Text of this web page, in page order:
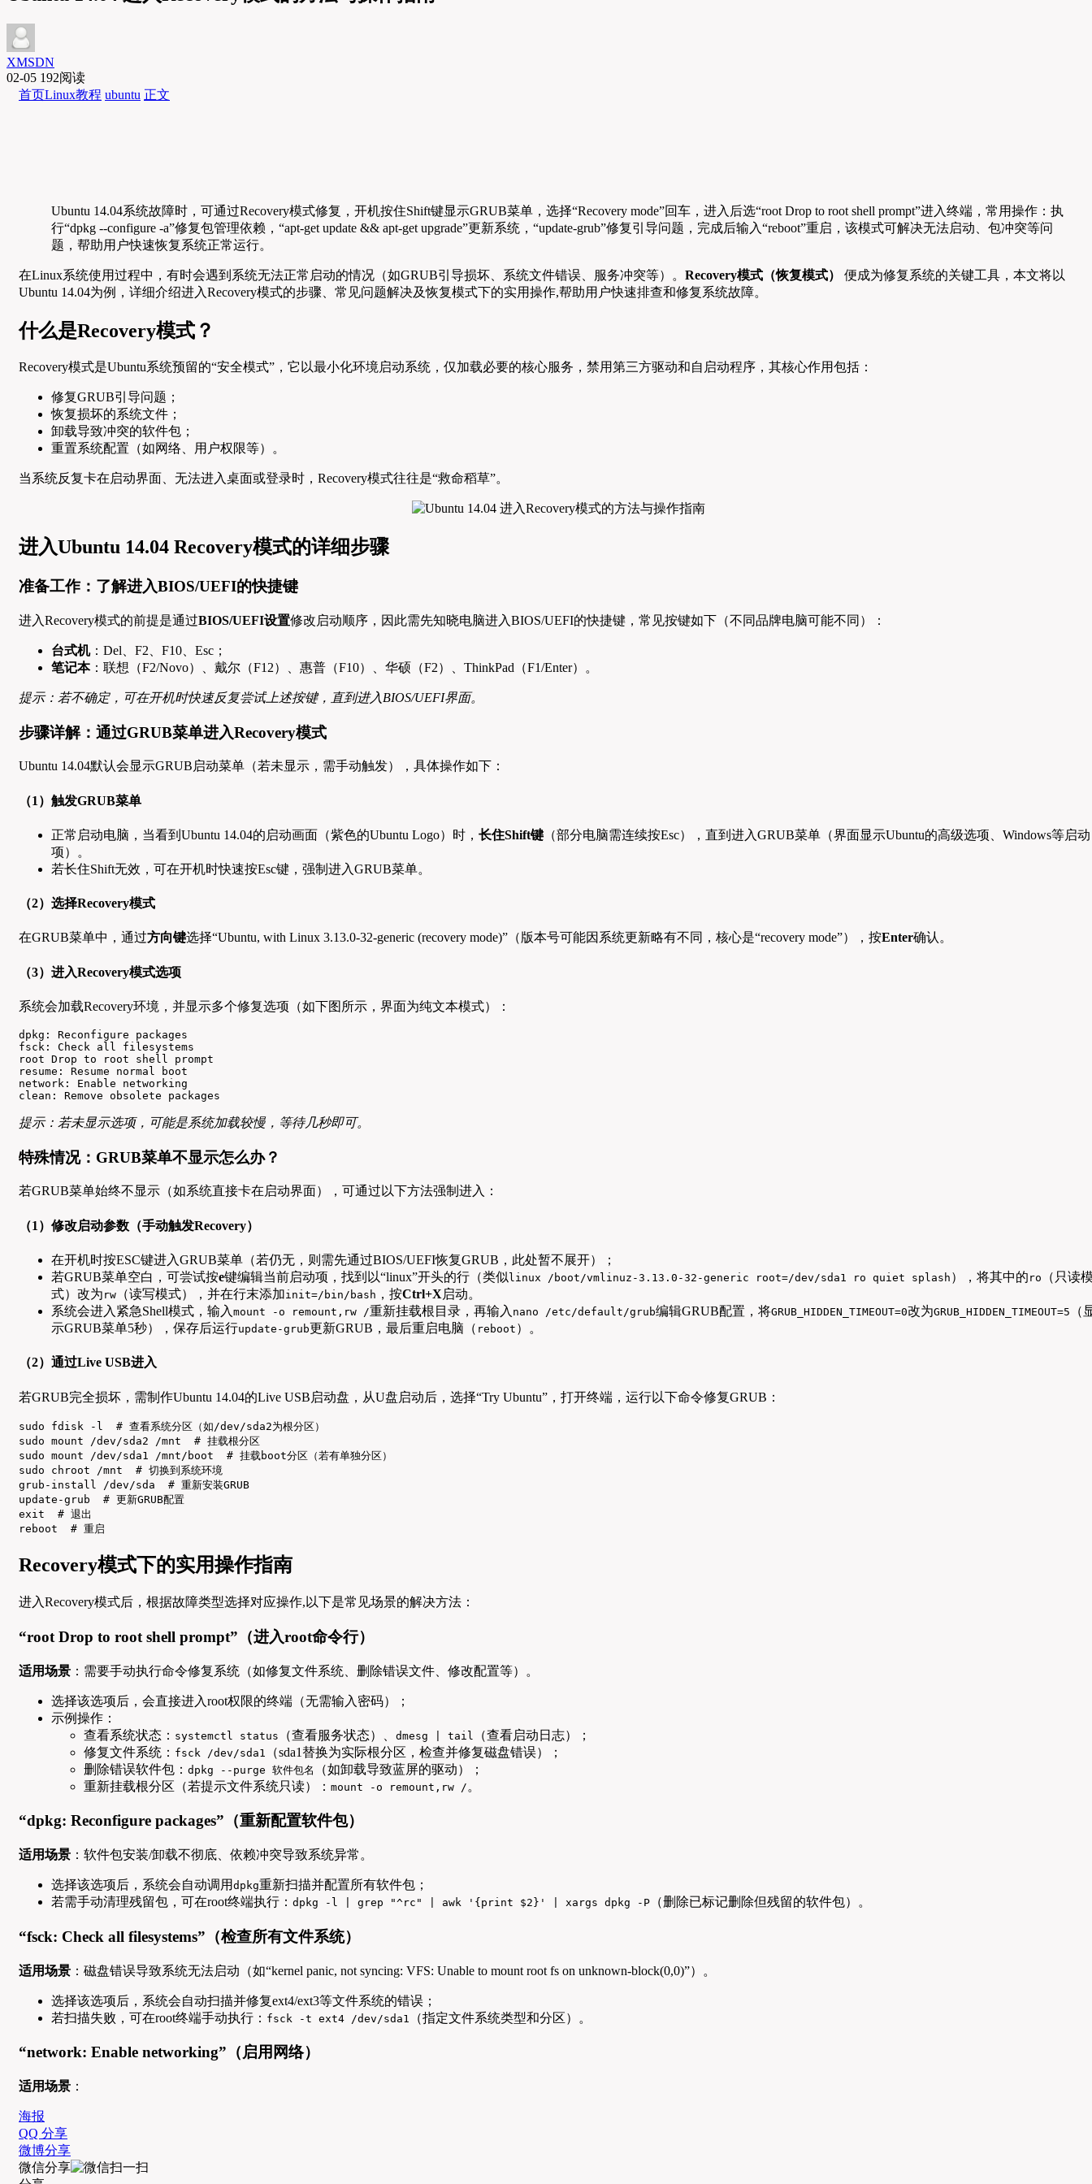
XMSDN
02-05 192阅读
首页Linux教程 ubuntu 正文
Ubuntu 14.04系统故障时，可通过Recovery模式修复，开机按住Shift键显示GRUB菜单，选择“Recovery mode”回车，进入后选“root Drop to root shell prompt”进入终端，常用操作：执
行“dpkg --configure -a”修复包管理依赖，“apt-get update && apt-get upgrade”更新系统，“update-grub”修复引导问题，完成后输入“reboot”重启，该模式可解决无法启动、包冲突等问
题，帮助用户快速恢复系统正常运行。
在Linux系统使用过程中，有时会遇到系统无法正常启动的情况（如GRUB引导损坏、系统文件错误、服务冲突等）。 Recovery模式（恢复模式）
便成为修复系统的关键工具，本文将以
Ubuntu 14.04为例，详细介绍进入Recovery模式的步骤、常见问题解决及恢复模式下的实用操作,帮助用户快速排查和修复系统故障。
什么是Recovery模式？
Recovery模式是Ubuntu系统预留的“安全模式”，它以最小化环境启动系统，仅加载必要的核心服务，禁用第三方驱动和自启动程序，其核心作用包括：
修复GRUB引导问题；
恢复损坏的系统文件；
卸载导致冲突的软件包；
重置系统配置（如网络、用户权限等）。
当系统反复卡在启动界面、无法进入桌面或登录时，Recovery模式往往是“救命稻草”。
进入Ubuntu 14.04 Recovery模式的详细步骤
准备工作：了解进入BIOS/UEFI的快捷键
进入Recovery模式的前提是通过BIOS/UEFI设置修改启动顺序，因此需先知晓电脑进入BIOS/UEFI的快捷键，常见按键如下（不同品牌电脑可能不同）：
台式机：Del、F2、F10、Esc；
笔记本：联想（F2/Novo）、戴尔（F12）、惠普（F10）、华硕（F2）、ThinkPad（F1/Enter）。
提示：若不确定，可在开机时快速反复尝试上述按键，直到进入BIOS/UEFI界面。
步骤详解：通过GRUB菜单进入Recovery模式
Ubuntu 14.04默认会显示GRUB启动菜单（若未显示，需手动触发），具体操作如下：
（1）触发GRUB菜单
正常启动电脑，当看到Ubuntu 14.04的启动画面（紫色的Ubuntu Logo）时， 长住Shift键 （部分电脑需连续按Esc），直到进入GRUB菜单（界面显示Ubuntu的高级选项、Windows等启动
项）。
若长住Shift无效，可在开机时快速按Esc键，强制进入GRUB菜单。
（2）选择Recovery模式
在GRUB菜单中，通过方向键选择“Ubuntu, with Linux 3.13.0-32-generic (recovery mode)”（版本号可能因系统更新略有不同，核心是“recovery mode”），按Enter确认。
（3）进入Recovery模式选项
系统会加载Recovery环境，并显示多个修复选项（如下图所示，界面为纯文本模式）：
dpkg: Reconfigure packages
fsck: Check all filesystems
root Drop to root shell prompt
resume: Resume normal boot
network: Enable networking
clean: Remove obsolete packages
提示：若未显示选项，可能是系统加载较慢，等待几秒即可。
特殊情况：GRUB菜单不显示怎么办？
若GRUB菜单始终不显示（如系统直接卡在启动界面），可通过以下方法强制进入：
（1）修改启动参数（手动触发Recovery）
在开机时按ESC键进入GRUB菜单（若仍无，则需先通过BIOS/UEFI恢复GRUB，此处暂不展开）；
若GRUB菜单空白，可尝试按e键编辑当前启动项，找到以“linux”开头的行（类似 linux /boot/vmlinuz-3.13.0-32-generic root=/dev/sda1 ro quiet splash ），将其中的 ro
（只读
式）改为 rw （读写模式），并在行末添加init=/bin/bash ，按Ctrl+X 启动。
系统会进入紧急Shell模式，输入 mount -o remount,rw /重新挂载根目录，再输入 nano /etc/default/grub编辑GRUB配置，将GRUB_HIDDEN_TIMEOUT=0改为GRUB_HIDDEN_TIMEOUT=5
（
示GRUB菜单5秒），保存后运行update-grub更新GRUB，最后重启电脑（ reboot ）。
（2）通过Live USB进入
若GRUB完全损坏，需制作Ubuntu 14.04的Live USB启动盘，从U盘启动后，选择“Try Ubuntu”，打开终端，运行以下命令修复GRUB：
sudo fdisk -l  # 查看系统分区（如/dev/sda2为根分区）
sudo mount /dev/sda2 /mnt  # 挂载根分区
sudo mount /dev/sda1 /mnt/boot  # 挂载boot分区（若有单独分区）
sudo chroot /mnt  # 切换到系统环境
grub-install /dev/sda  # 重新安装GRUB
update-grub  # 更新GRUB配置
exit  # 退出
reboot  # 重启
Recovery模式下的实用操作指南
进入Recovery模式后，根据故障类型选择对应操作,以下是常见场景的解决方法：
“root Drop to root shell prompt”（进入root命令行）
适用场景 ：需要手动执行命令修复系统（如修复文件系统、删除错误文件、修改配置等）。
选择该选项后，会直接进入root权限的终端（无需输入密码）；
示例操作：
查看系统状态： systemctl status （查看服务状态）、 dmesg | tail
（查看启动日志）；
修复文件系统： fsck /dev/sda1
（sda1替换为实际根分区，检查并修复磁盘错误）；
删除错误软件包： dpkg --purge 软件包名
（如卸载导致蓝屏的驱动）；
重新挂载根分区（若提示文件系统只读）： mount -o remount,rw / 。
“dpkg: Reconfigure packages”（重新配置软件包）
适用场景 ：软件包安装/卸载不彻底、依赖冲突导致系统异常。
选择该选项后，系统会自动调用 dpkg重新扫描并配置所有软件包；
若需手动清理残留包，可在root终端执行： dpkg -l | grep "^rc" | awk '{print $2}' | xargs dpkg -P （删除已标记删除但残留的软件包）。
“fsck: Check all filesystems”（检查所有文件系统）
适用场景 ：磁盘错误导致系统无法启动（如“kernel panic, not syncing: VFS: Unable to mount root fs on unknown-block(0,0)”）。
选择该选项后，系统会自动扫描并修复ext4/ext3等文件系统的错误；
若扫描失败，可在root终端手动执行： fsck -t ext4 /dev/sda1 （指定文件系统类型和分区）。
“network: Enable networking”（启用网络）
适用场景 ：
海报
QQ 分享
微博分享
微信分享